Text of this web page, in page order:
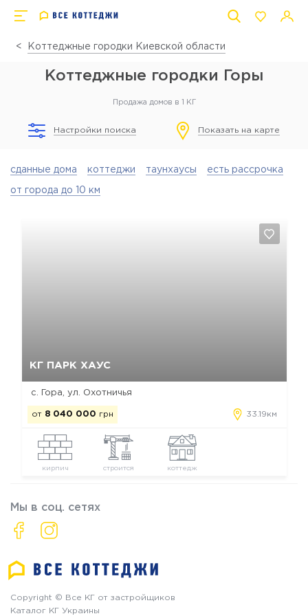
Коттеджные городки Киевской области
Коттеджные городки Горы
Продажа домов в 1 КГ
Настройки поиска Показать на карте
сданные дома коттеджи таунхаусы есть рассрочка
от города до 10 км
КГ ПАРК ХАУС
с. Гора, ул. Охотничья
от 8 040 000 грн 33.19км
кирпич строится коттедж
Мы в соц. сетях
Copyright © Все КГ от застройщиков
Каталог КГ Украины